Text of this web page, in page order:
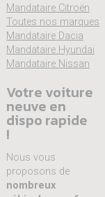
Mandataire Citroën
Toutes nos marques
Mandataire Dacia
Mandataire Hyundai
Mandataire Nissan
Votre voiture
neuve en
dispo rapide
!
Nous vous
proposons de
nombreux